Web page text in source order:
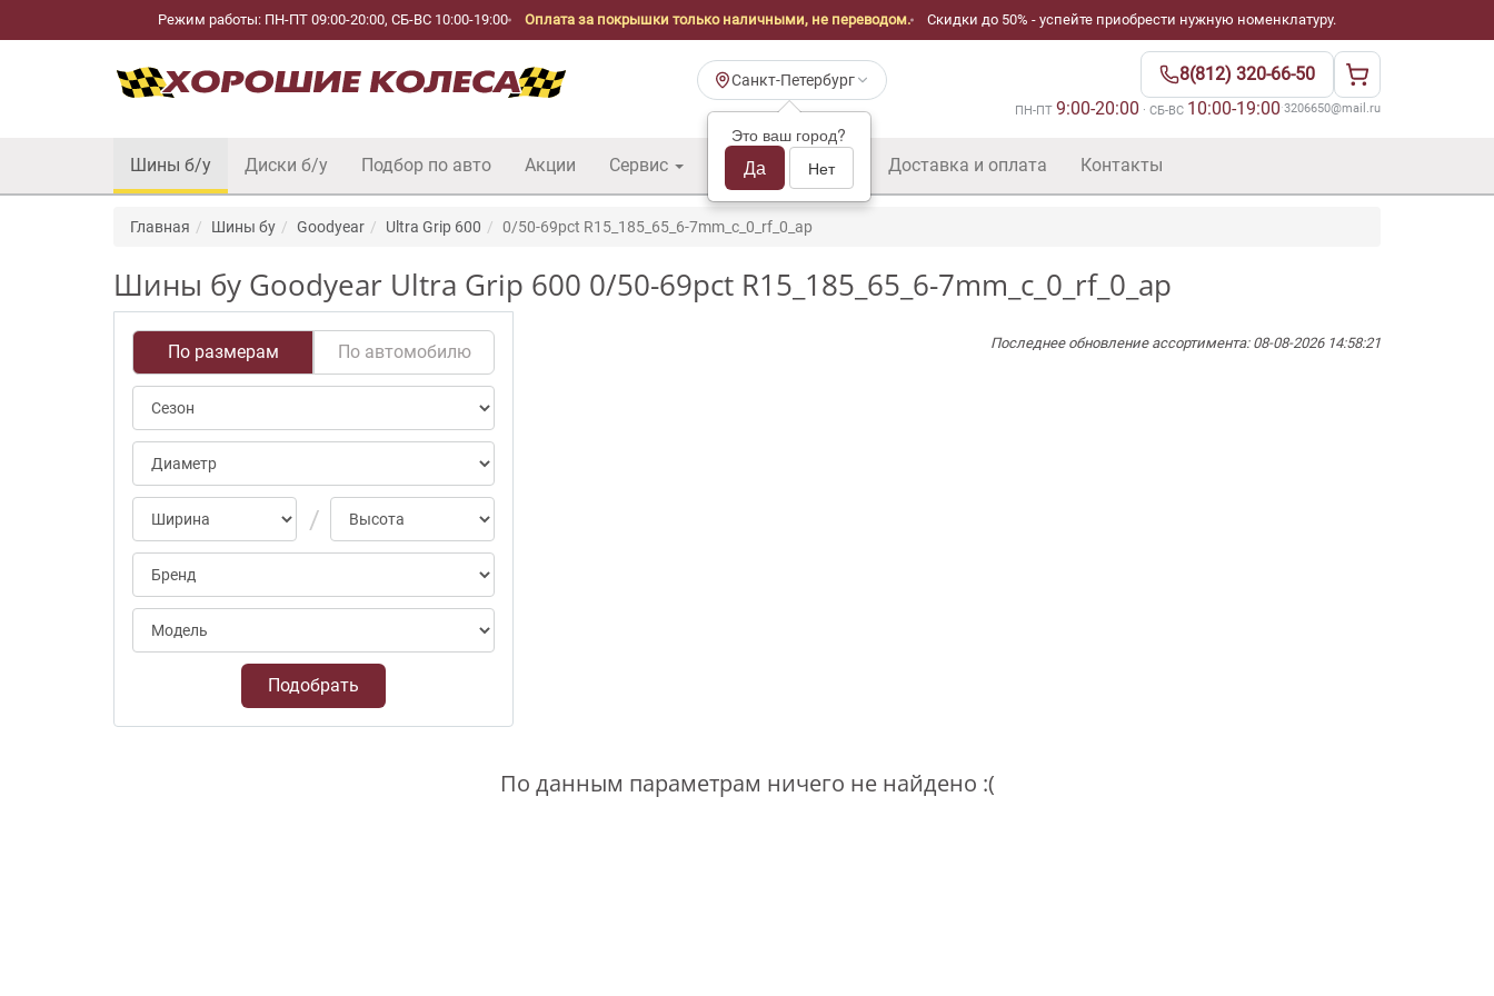
Режим работы: ПН-ПТ 09:00-20:00, СБ-ВС 10:00-19:00 Оплата за покрышки только наличными, не переводом. Скидки до 50% - успейте приобрести нужную номенклатуру.
Санкт-Петербург
Это ваш город?
Да Нет
8(812) 320-66-50
ПН-ПТ 9:00-20:00 · СБ-ВС 10:00-19:00·3206650@mail.ru
Шины б/у Диски б/у Подбор по авто Акции Сервис Шины б/у оптом Доставка и оплата Контакты
Главная Шины бу Goodyear Ultra Grip 600 0/50-69pct R15_185_65_6-7mm_c_0_rf_0_ap
Шины бу Goodyear Ultra Grip 600 0/50-69pct R15_185_65_6-7mm_c_0_rf_0_ap
По размерам По автомобилю
Подобрать
Последнее обновление ассортимента: 08-08-2026 14:58:21
По данным параметрам ничего не найдено :(